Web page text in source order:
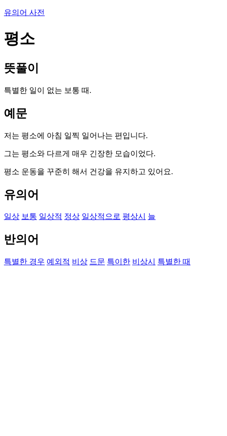
유의어 사전
평소
뜻풀이
특별한 일이 없는 보통 때.
예문
저는 평소에 아침 일찍 일어나는 편입니다.
그는 평소와 다르게 매우 긴장한 모습이었다.
평소 운동을 꾸준히 해서 건강을 유지하고 있어요.
유의어
일상 보통 일상적 정상 일상적으로 평상시 늘
반의어
특별한 경우 예외적 비상 드문 특이한 비상시 특별한 때